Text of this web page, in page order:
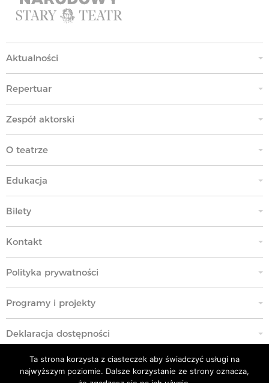
Aktualności
Repertuar
Zespół aktorski
O teatrze
Edukacja
Bilety
Kontakt
Polityka prywatności
Programy i projekty
Deklaracja dostępności
Standardy Ochrony Małoletnich
Ta strona korzysta z ciasteczek aby świadczyć usługi na
najwyższym poziomie. Dalsze korzystanie ze strony oznacza,